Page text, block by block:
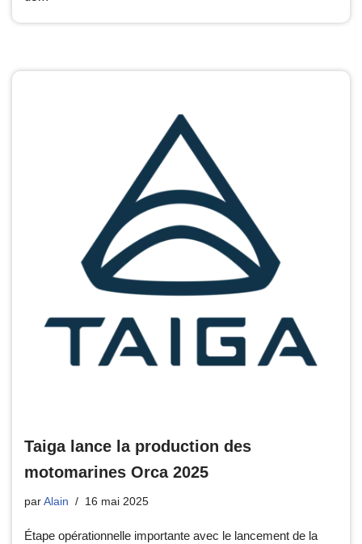
Taiga lance la production des
motomarines Orca 2025
par Alain 16 mai 2025
Étape opérationnelle importante avec le lancement de la